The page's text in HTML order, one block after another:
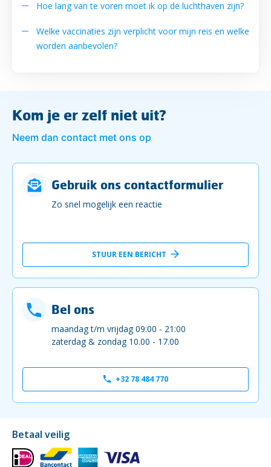
Hoe lang van te voren moet ik op de luchthaven zijn?
Welke vaccinaties zijn verplicht voor mijn reis en welke
worden aanbevolen?
Kom je er zelf niet uit?
Neem dan contact met ons op
Gebruik ons contactformulier
Zo snel mogelijk een reactie
STUUR EEN BERICHT
Bel ons
maandag t/m vrijdag 09:00 - 21:00
zaterdag & zondag 10.00 - 17.00
+32 78 484 770
Betaal veilig